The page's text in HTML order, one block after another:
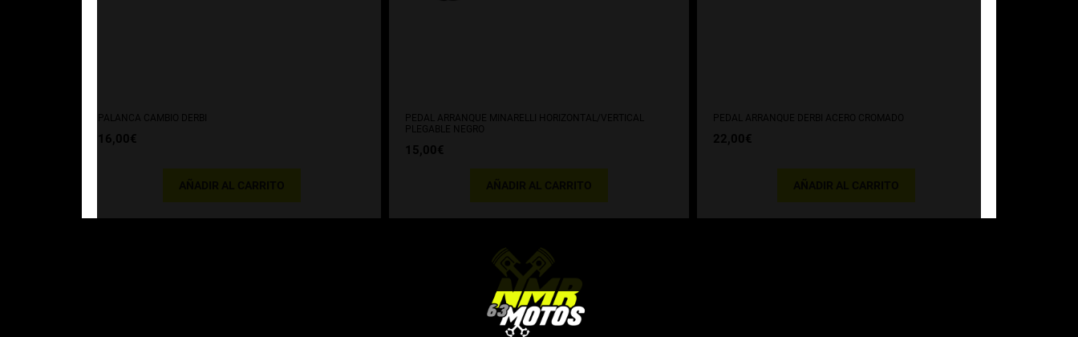
PALANCA CAMBIO DERBI
16,00€
PEDAL ARRANQUE MINARELLI HORIZONTAL/VERTICAL
PLEGABLE NEGRO
15,00€
PEDAL ARRANQUE DERBI ACERO CROMADO
22,00€